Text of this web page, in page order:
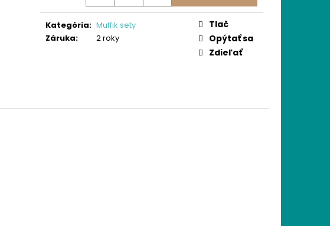
Kategória: Muffik sety
Záruka: 2 roky
Tlač
Opýtať sa
Zdieľať